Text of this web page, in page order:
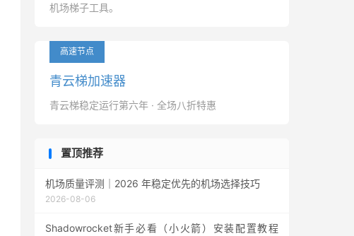
机场梯子工具。
高速节点
青云梯加速器
青云梯稳定运行第六年 · 全场八折特惠
置顶推荐
机场质量评测｜2026 年稳定优先的机场选择技巧
2026-08-06
Shadowrocket新手必看（小火箭）安装配置教程